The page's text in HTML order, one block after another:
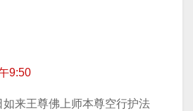
9:50
来王尊佛上师本尊空行护法